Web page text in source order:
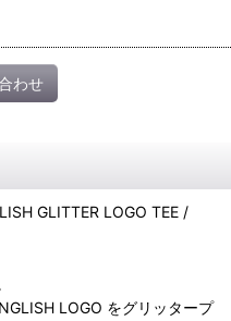
わせ
GLITTER LOGO TEE /
LOGO をグリッタープ